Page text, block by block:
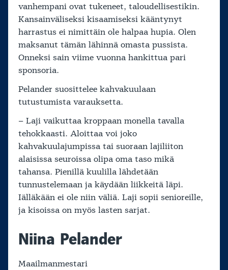
vanhempani ovat tukeneet, taloudellisestikin.
Kansainväliseksi kisaamiseksi kääntynyt
harrastus ei nimittäin ole halpaa hupia. Olen
maksanut tämän lähinnä omasta pussista.
Onneksi sain viime vuonna hankittua pari
sponsoria.
Pelander suosittelee kahvakuulaan
tutustumista varauksetta.
– Laji vaikuttaa kroppaan monella tavalla
tehokkaasti. Aloittaa voi joko
kahvakuulajumpissa tai suoraan lajiliiton
alaisissa seuroissa olipa oma taso mikä
tahansa. Pienillä kuulilla lähdetään
tunnustelemaan ja käydään liikkeitä läpi.
Iälläkään ei ole niin väliä. Laji sopii senioreille,
ja kisoissa on myös lasten sarjat.
Niina Pelander
Maailmanmestari